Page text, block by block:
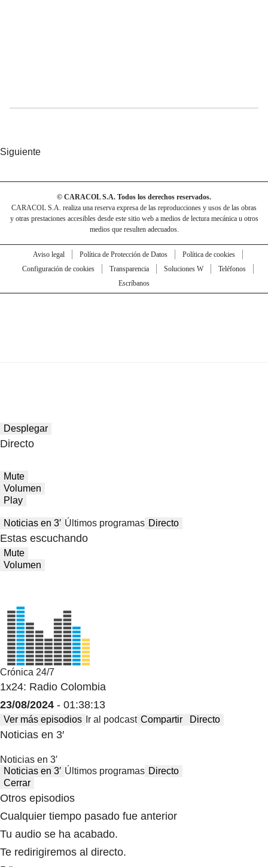
Siguiente
© CARACOL S.A. Todos los derechos reservados.
CARACOL S.A. realiza una reserva expresa de las reproducciones y usos de las obras
y otras prestaciones accesibles desde este sitio web a medios de lectura mecánica u otros
medios que resulten adecuados.
Aviso legal Política de Protección de Datos
Política de cookies
Configuración de cookies
Transparencia Soluciones W
Teléfonos
Escríbanos
Desplegar
Directo
Mute
Volumen
Play
Noticias en 3′ Últimos programas Directo
Estas escuchando
Mute
Volumen
Crónica 24/7
1x24: Radio Colombia
23/08/2024 - 01:38:13
Ver más episodios Ir al podcast Compartir Directo
Noticias en 3′
Noticias en 3′
Noticias en 3′ Últimos programas Directo
Cerrar
Otros episodios
Cualquier tiempo pasado fue anterior
Tu audio se ha acabado.
Te redirigiremos al directo.